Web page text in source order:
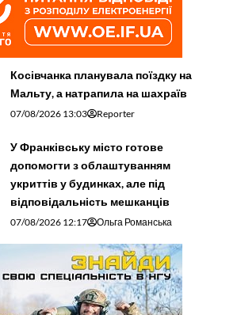
Косівчанка планувала поїздку на
Мальту, а натрапила на шахраїв
07/08/2026 13:03 Reporter
У Франківську місто готове
допомогти з облаштуванням
укриттів у будинках, але під
відповідальність мешканців
07/08/2026 12:17 Ольга Романська